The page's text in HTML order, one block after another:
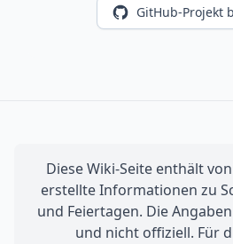
GitHub-Projekt
Diese Wiki-Seite enthält
erstellte Informationen zu
und Feiertagen. Die
und nicht offiziell. Für